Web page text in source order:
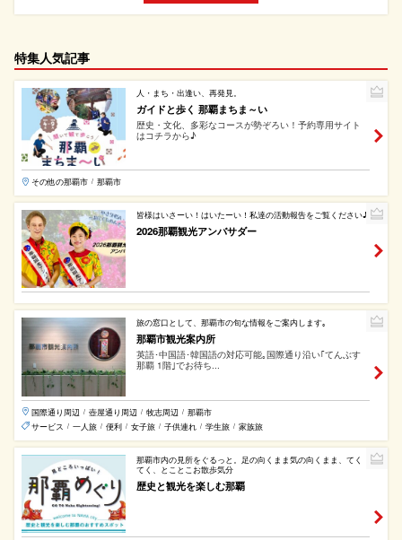
特集人気記事
人・まち・出逢い、再発見。
ガイドと歩く 那覇まちま～い
歴史・文化、多彩なコースが勢ぞろい！予約専用サイト
はコチラから♪
その他の那覇市 / 那覇市
皆様はいさーい！はいたーい！私達の活動報告をご覧ください♪
2026那覇観光アンバサダー
旅の窓口として、那覇市の旬な情報をご案内します｡
那覇市観光案内所
英語･中国語･韓国語の対応可能｡国際通り沿い｢てんぶす
那覇 1階｣でお待ち...
国際通り周辺 / 壺屋通り周辺 / 牧志周辺 / 那覇市
サービス
/ 一人旅 / 便利 / 女子旅 / 子供連れ / 学生旅 / 家族旅
那覇市内の見所をぐるっと。足の向くまま気の向くまま、てく
てく、とことこお散歩気分
歴史と観光を楽しむ那覇